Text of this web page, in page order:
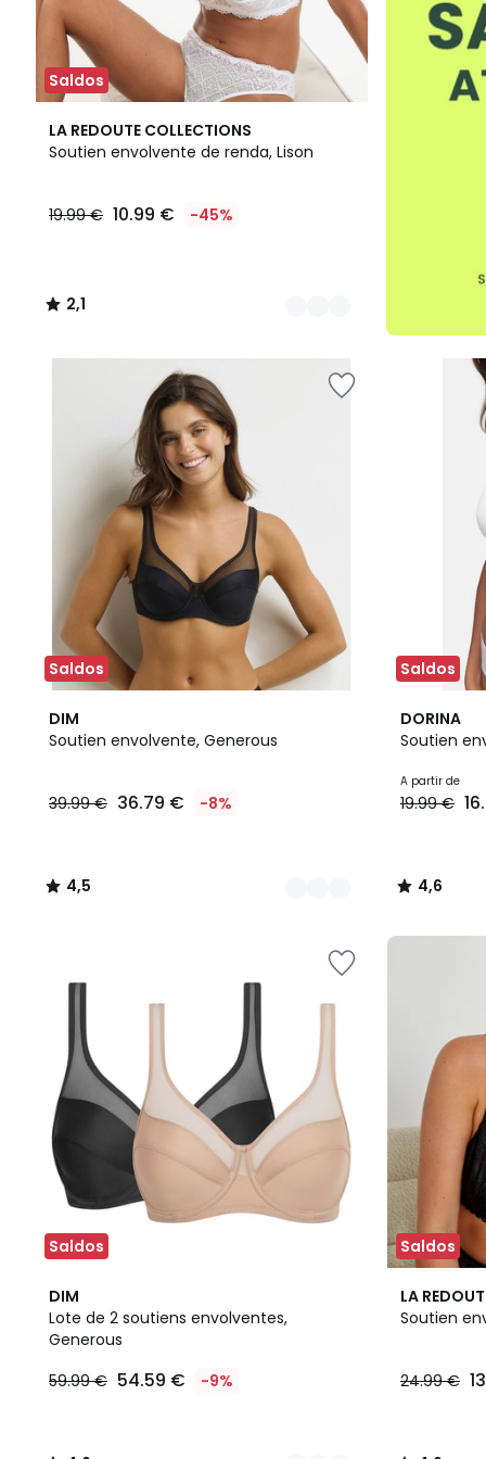
Saldos
LA REDOUTE COLLECTIONS
Soutien envolvente de renda, Lison
19.99 € 10.99 € -45%
2,1
/
3
Cores
2,1
/
Saldos
DIM
Soutien envolvente, Generous
39.99 € 36.79 € -8%
4,5
/ 5
7
Cores
4,5
/
Saldos
DORINA
Soutien
A partir de
19.99 €
4,6
/ 5
4
Cores
4,6
/
Saldos
DIM
Lote de 2 soutiens envolventes,
Generous
59.99 € 54.59 € -9%
4,6
/ 5
2
Cores
Saldos
LA
Soutien
24.99 €
4,6
/ 5